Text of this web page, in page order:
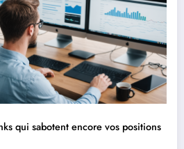
qui sabotent encore vos positions